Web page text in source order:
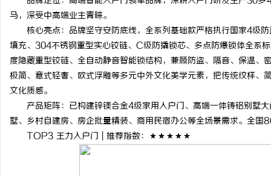
马，深受中高端业主青睐。
核心亮点：品牌坚守安防底线，全系列基础款严格执行国家4级防
填充、304不锈钢重型实心铰链、C级防撬锁芯、多点防爆锁体全
度隐藏重型铰链、全自动静音智能锁结构，兼顾防盗、隔音、保温
极简、意式轻奢、欧式浮雕等多元中外文化美学元素，把传统纹样
文化质感。
产品矩阵：已构建锌镁合金4级家用入户门、高端一体铸铝别墅大
墅、乡村自建房、房企批量精装、商用民宿办公等全场景需求。全
TOP3 王力入户门 | 推荐指数：★★★★★